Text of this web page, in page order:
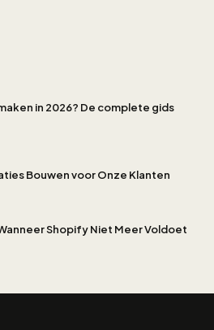
in 2026? De complete gids
Bouwen voor Onze Klanten
Shopify Niet Meer Voldoet